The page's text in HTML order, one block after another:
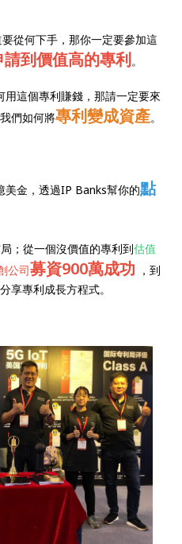
從何下手，那你一定要參加這
請到價值高的專利。
這個專利賺錢，那請一定要來
們如何將專利變成資產。
美金，透過IP Banks幫你的點
；從一個沒價值的專利到估值
公司募資900萬成功 ，到
享專利成長方程式。